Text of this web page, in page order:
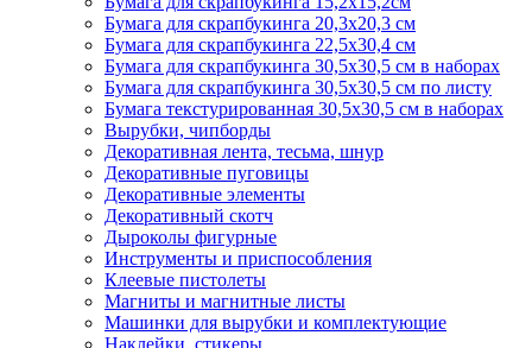
Бумага для скрапбукинга 20,3х20,3 см
Бумага для скрапбукинга 22,5х30,4 см
Бумага для скрапбукинга 30,5х30,5 см в наборах
Бумага для скрапбукинга 30,5х30,5 см по листу
Бумага текстурированная 30,5х30,5 см в наборах
Вырубки, чипборды
Декоративная лента, тесьма, шнур
Декоративные пуговицы
Декоративные элементы
Декоративный скотч
Дыроколы фигурные
Инструменты и приспособления
Клеевые пистолеты
Магниты и магнитные листы
Машинки для вырубки и комплектующие
Наклейки, стикеры